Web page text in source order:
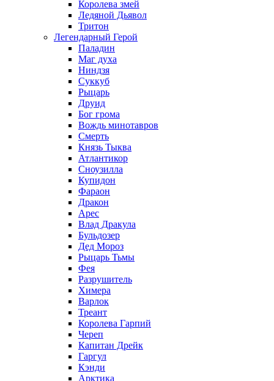
Королева змей
Ледяной Дьявол
Тритон
Легендарный Герой
Паладин
Маг духа
Ниндзя
Суккуб
Рыцарь
Друид
Бог грома
Вождь минотавров
Смерть
Князь Тыква
Атлантикор
Сноузилла
Купидон
Фараон
Дракон
Арес
Влад Дракула
Бульдозер
Дед Мороз
Рыцарь Тьмы
Фея
Разрушитель
Химера
Варлок
Треант
Королева Гарпий
Череп
Капитан Дрейк
Гаргул
Кэнди
Арктика